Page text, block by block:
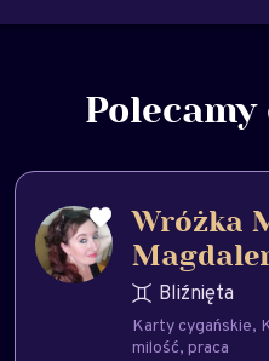
Wróżka
Bliźnięta
Karty cygańskie
milość praca